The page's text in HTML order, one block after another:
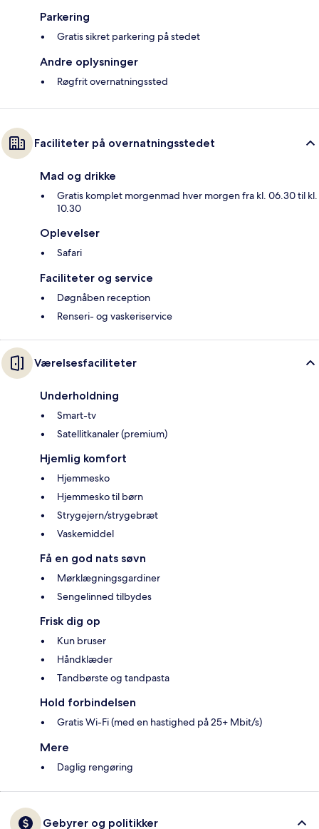
Parkering
Gratis sikret parkering på stedet
Andre oplysninger
Røgfrit overnatningssted
Faciliteter på overnatningsstedet
Mad og drikke
Gratis komplet morgenmad hver morgen fra kl. 06.30 til kl.
10.30
Oplevelser
Safari
Faciliteter og service
Døgnåben reception
Renseri- og vaskeriservice
Værelsesfaciliteter
Underholdning
Smart-tv
Satellitkanaler (premium)
Hjemlig komfort
Hjemmesko
Hjemmesko til børn
Strygejern/strygebræt
Vaskemiddel
Få en god nats søvn
Mørklægningsgardiner
Sengelinned tilbydes
Frisk dig op
Kun bruser
Håndklæder
Tandbørste og tandpasta
Hold forbindelsen
Gratis Wi-Fi (med en hastighed på 25+ Mbit/s)
Mere
Daglig rengøring
Gebyrer og politikker